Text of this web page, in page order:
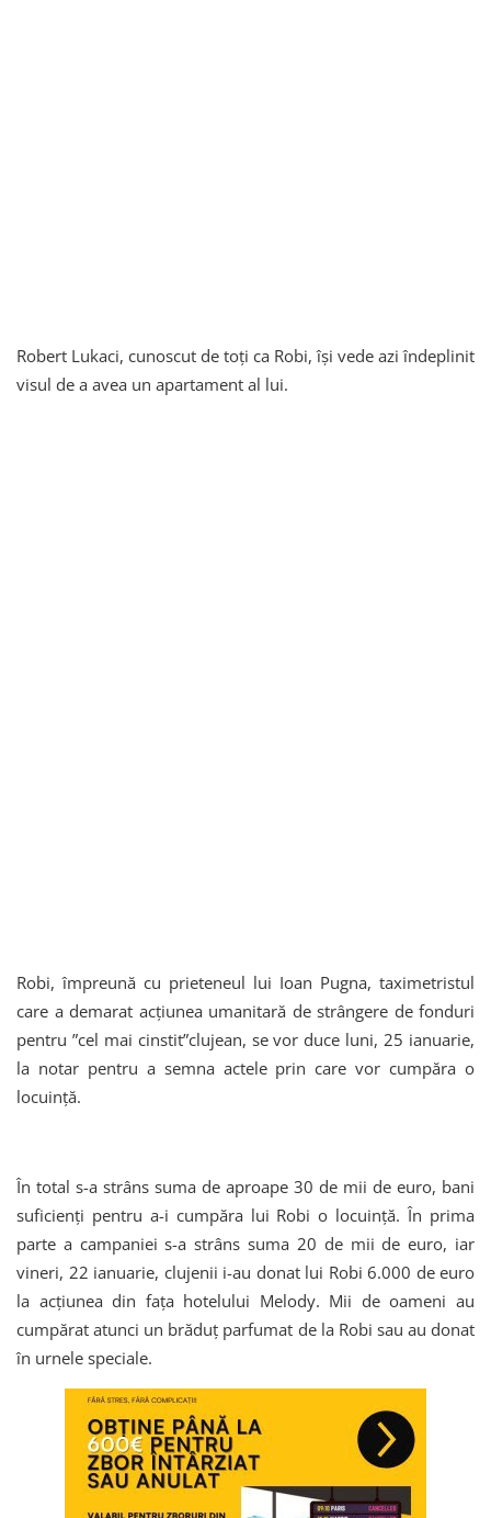
Robert Lukaci, cunoscut de toți ca Robi, își vede azi îndeplinit
visul de a avea un apartament al lui.
Robi, împreună cu prieteneul lui Ioan Pugna, taximetristul
care a demarat acțiunea umanitară de strângere de fonduri
pentru ”cel mai cinstit”clujean, se vor duce luni, 25 ianuarie,
la notar pentru a semna actele prin care vor cumpăra o
locuință.
În total s-a strâns suma de aproape 30 de mii de euro, bani
suficienți pentru a-i cumpăra lui Robi o locuință. În prima
parte a campaniei s-a strâns suma 20 de mii de euro, iar
vineri, 22 ianuarie, clujenii i-au donat lui Robi 6.000 de euro
la acțiunea din fața hotelului Melody. Mii de oameni au
cumpărat atunci un brăduț parfumat de la Robi sau au donat
în urnele speciale.